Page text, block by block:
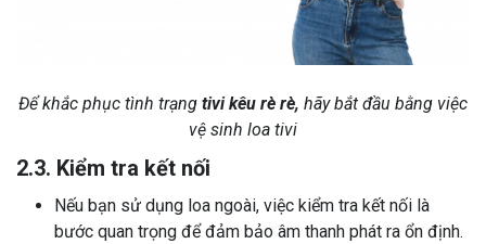
Để khắc phục tình trạng tivi kêu rè rè, hãy bắt đầu bằng việc
vệ sinh loa tivi
2.3. Kiểm tra kết nối
Nếu bạn sử dụng loa ngoài, việc kiểm tra kết nối là
bước quan trọng để đảm bảo âm thanh phát ra ổn định.